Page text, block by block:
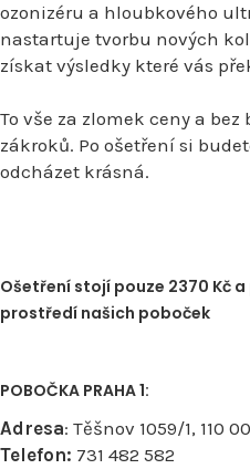
ozonizéru a hloubkového
nastartuje tvorbu nových
získat výsledky které vás
To vše za zlomek ceny a
zákroků. Po ošetření si
odcházet krásná.
Ošetření stojí pouze 2370 Kč
prostředí našich poboček
POBOČKA PRAHA 1:
Adresa: Těšnov 1059/1, 110
Telefon: 731 482 582